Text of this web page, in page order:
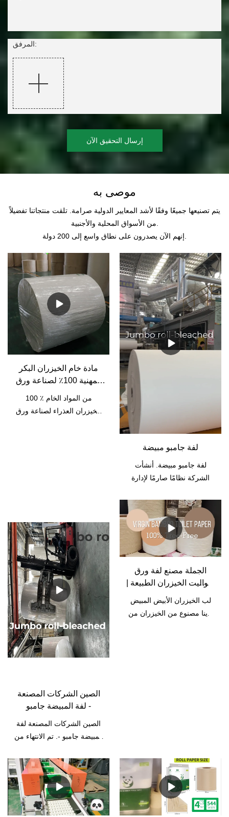
المرفق:
إرسال التحقيق الآن
موصى به
يتم تصنيعها جميعًا وفقًا لأشد المعايير الدولية صرامة. تلقت منتجاتنا تفضيلاً
مادة خام الخيزران البكر
المهنية 100٪ لصناعة ورق
100 ٪ من المواد الخام
الخيزران العذراء لصناعة ورق
السكر. الآن نحن نركز على لب
الخيزران وورق
الخيزرانالمنتجات ، أكثر قابلية
للتحول إلى سماد ، قابلة
للتحلل ، صديقة للبيئة ، خالية
من الأشجار.كمورد للمواد الخام
الورقية ، قمنا ببناء علاقات
تجارية قوية مع مصانع الورق
المنزلية ومصانع ورق الكرافت
،مصانع تغليف كرافت ومصانع
أدوات المائدة المصنوعة من
الصحي وورق الكرافت
ومنتجات تغليف الكرافت
الألياف بسعر تنافسي
لفة جامبو مبيضة
لفة جامبو مبيضة. أنشأت
الشركة نظامًا صارمًا لإدارة
الجودة وتكاليف الإنتاج أثناء
عملية الإنتاج. بالمقارنة مع
المنتجات المماثلة الأخرى، يتمتع
المنتج المُنتج بمزايا أكثر من
حيث الجودة والسعر، كما أنه
الصين الشركات المصنعة
لفة المبيضة جامبو -
الصين الشركات المصنعة لفة
المبيضة جامبو -. تم الانتهاء من
متخصص من مصممي
CAD/CAM ومهندسي
الإنشاءات الذين يحاولون
تصميم خيمة طويلة الأمد.
الجملة مصنع لفة ورق
التواليت الخيزران الطبيعة |
ورق تشينغيا
لب الخيزران الأبيض المبيض
لدينا مصنوع من الخيزران من
في الصناعات الأخرى ، مثل: